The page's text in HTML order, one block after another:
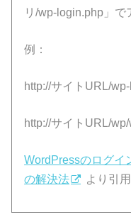
リ/wp-login.php」で
例：
http://サイトURL/
http://サイトURL/
WordPressのログイ
の解決法
より引用